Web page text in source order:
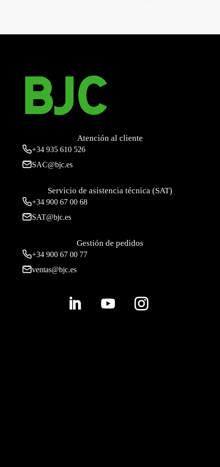
Atención al cliente
+34 935 610 526
SAC@bjc.es
Servicio de asistencia técnica (SAT)
+34 900 67 00 68
SAT@bjc.es
Gestión de pedidos
+34 900 67 00 77
ventas@bjc.es